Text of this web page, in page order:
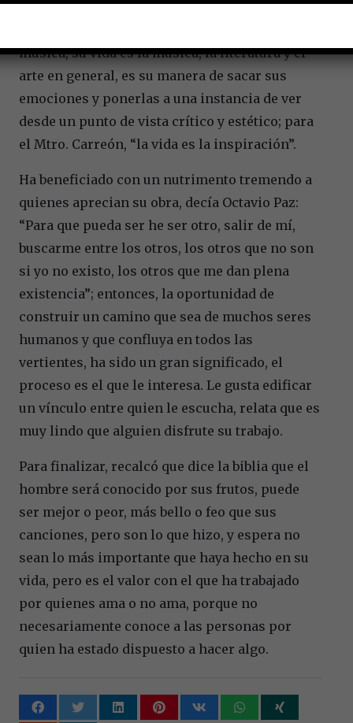
música, su vida es la música, la literatura y el
arte en general, es su manera de sacar sus
emociones y ponerlas a una instancia de ver
desde un punto de vista crítico y estético; para
el Mtro. Carreón, “la vida es la inspiración”.
Ha beneficiado con un nutrimento tremendo a
quienes aprecian su obra, decía Octavio Paz:
“Para que pueda ser he ser otro, salir de mí,
buscarme entre los otros, los otros que no son
si yo no existo, los otros que me dan plena
existencia”; entonces, la oportunidad de
construir un camino que sea de muchos seres
humanos y que confluya en todos las
vertientes, ha sido un gran significado, el
proceso es el que le interesa. Le gusta edificar
un vínculo entre quien le escucha, relata que es
muy lindo que alguien disfrute su trabajo.
Para finalizar, recalcó que dice la biblia que el
hombre será conocido por sus frutos, puede
ser mejor o peor, más bello o feo que sus
canciones, pero son lo que hizo, y espera no
sean lo más importante que haya hecho en su
vida, pero es el valor con el que ha trabajado
por quienes ama o no ama, porque no
necesariamente conoce a las personas por
quien ha estado dispuesto a hacer algo.